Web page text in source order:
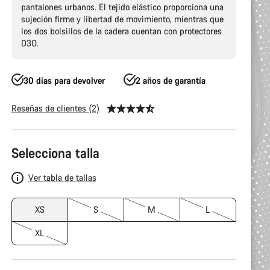
pantalones urbanos. El tejido elástico proporciona una
sujeción firme y libertad de movimiento, mientras que
los dos bolsillos de la cadera cuentan con protectores
D3O.
30 días para devolver 2 años de garantía
Reseñas de clientes (2)
Configuración
del
producto
Selecciona talla
Ver tabla de tallas
XS S M L
XL